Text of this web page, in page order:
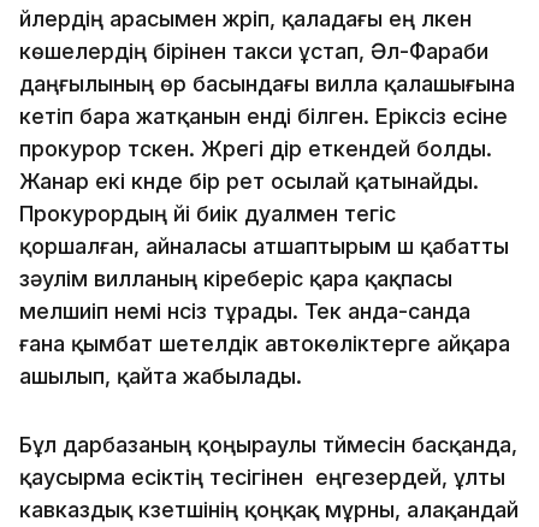
үйлердің арасымен жүріп, қаладағы ең үлкен
көшелердің бірінен такси ұстап, Әл-Фараби
даңғылының өр басындағы вилла қалашығына
кетіп бара жатқанын енді білген. Еріксіз есіне
прокурор түскен. Жүрегі дір еткендей болды.
Жанар екі күнде бір рет осылай қатынайды.
Прокурордың үйі биік дуалмен тегіс
қоршалған, айналасы атшаптырым үш қабатты
зәулім вилланың кіреберіс қара қақпасы
мелшиіп үнемі үнсіз тұрады. Тек анда-санда
ғана қымбат шетелдік автокөліктерге айқара
ашылып, қайта жабылады.
Бұл дарбазаның қоңыраулы түймесін басқанда,
қаусырма есіктің тесігінен еңгезердей, ұлты
кавказдық күзетшінің қоңқақ мұрны, алақандай